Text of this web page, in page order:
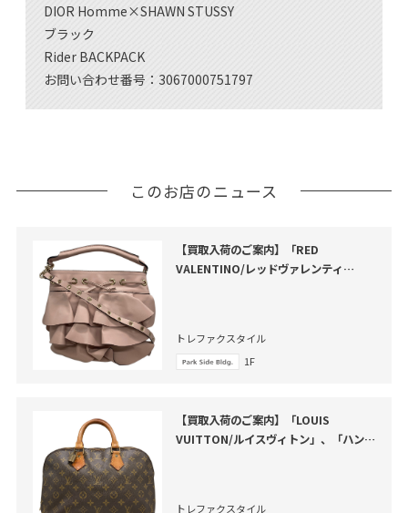
DIOR Homme×SHAWN STUSSY
ブラック
Rider BACKPACK
お問い合わせ番号：3067000751797
このお店のニュース
【買取入荷のご案内】「RED
VALENTINO/レッドヴァレンティ
トレファクスタイル
1F
【買取入荷のご案内】「LOUIS
VUITTON/ルイスヴィトン」、「ハンド
トレファクスタイル